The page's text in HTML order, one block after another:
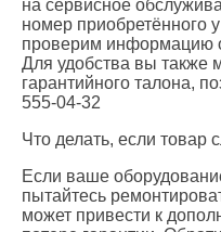
на сервисное
номер приобретённого
проверим информацию
Для удобства вы также
гарантийного талона,
555-04-32
Что делать, если товар
Если ваше
пытайтесь
может привести к